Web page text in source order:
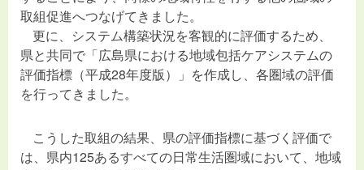
取組促進へつなげてきました。
更に、システム構築状況を客観的に評価するため、
県と共同で「広島県における地域包括ケアシステムの
評価指標（平成28年度版）」を作成し、各圏域の評価
を行ってきました。
こうした取組の結果、県の評価指標に基づく評価で
は、県内125あるすべての日常生活圏域において、地域